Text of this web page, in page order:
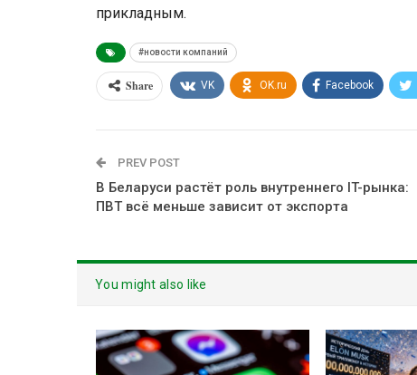
прикладным.
#новости компаний
Share VK OK.ru Facebook
PREV POST
В Беларуси растёт роль внутреннего IT-рынка:
ПВТ всё меньше зависит от экспорта
You might also like